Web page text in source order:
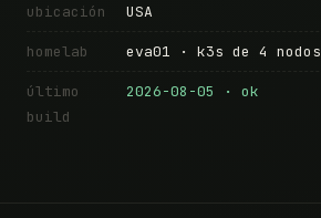
ubicación USA
homelab eva01 · k3s de 4 nodos
último
build
2026-08-05 · ok